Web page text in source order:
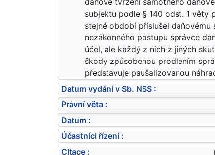
daňové tvrzení samotného
subjektu podle § 140 odst. 1 věty
stejné období příslušel
nezákonného postupu správce
účel, ale každý z nich z jiných
škody způsobenou prodlením
představuje paušalizovanou
Datum vydání v Sb. NSS :
Právní věta :
Datum :
Účastníci řízení :
Citace :